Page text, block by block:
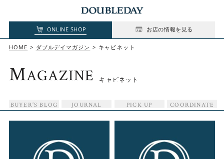
ONLINE SHOP お店の情報を見る
HOME ダブルデイマガジン キャビネット
MAGAZINE- キャビネット -
BUYER’S BLOG JOURNAL PICK UP COORDINATE